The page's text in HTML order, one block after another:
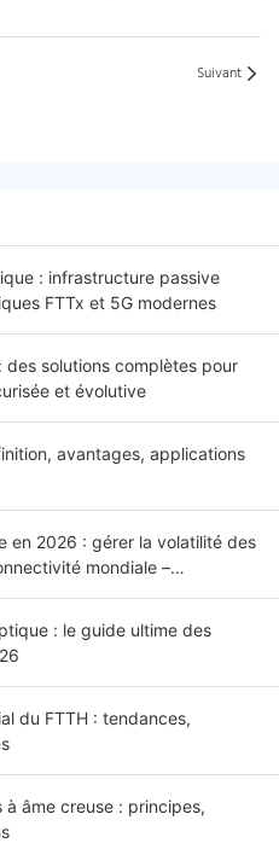
Suivant
: infrastructure passive
FTTx et 5G modernes
des solutions complètes pour
et évolutive
avantages, applications
en 2026 : gérer la volatilité des
mondiale –
: le guide ultime des
du FTTH : tendances,
âme creuse : principes,